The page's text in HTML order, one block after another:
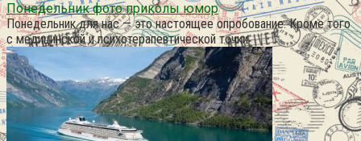
Понедельник фото приколы юмор
Понедельник для нас — это настоящее опробование. Кроме того
с медицинской и психотерапевтической точки